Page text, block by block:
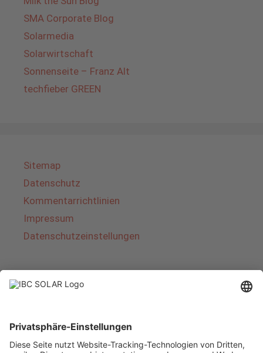
SMA Corporate Blog
Solarmedia
Solarwirtschaft
Sonnenseite – Franz Alt
techfieber GREEN
Sitemap
Datenschutz
Kommentarrichtlinien
Impressum
Datenschutzeinstellungen
Über IBC SOLAR
von Energielösungen und Dienstleistungen im
Bereich Photovoltaik und Speicher. Das